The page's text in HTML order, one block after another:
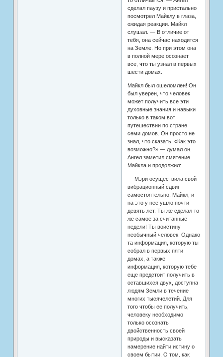
сделал паузу и пристально
посмотрел Майклу в глаза,
ожидая реакции. Майкл
слушал. — В отличие от
тебя, она сейчас находится
на Земле. Но при этом она
в полной мере осознает
все, что ты узнал в первых
шести домах.
Майкл был ошеломлен! Он
был уверен, что человек
может получить все эти
духовные знания и навыки
только в таком вот
путешествии по стране
семи домов. Он просто не
знал, что сказать. «Как это
возможно?» — думал он.
Ангел заметил смятение
Майкла и продолжил:
— Мэри осуществила свой
вибрационный сдвиг
самостоятельно, Майкл, и
на это у нее ушло почти
девять лет. Ты же сделал то
же самое за считанные
недели! Ты воистину
необычный человек. Однако
та информация, которую ты
собрал в первых пяти
домах, а также
информация, которую тебе
еще предстоит получить в
оставшихся двух, доступна
людям Земли в течение
многих тысячелетий. Для
того чтобы ее получить,
человеку необходимо
только осознать
двойственность своей
природы и высказать
намерение найти истину о
своем бытии. О том, как